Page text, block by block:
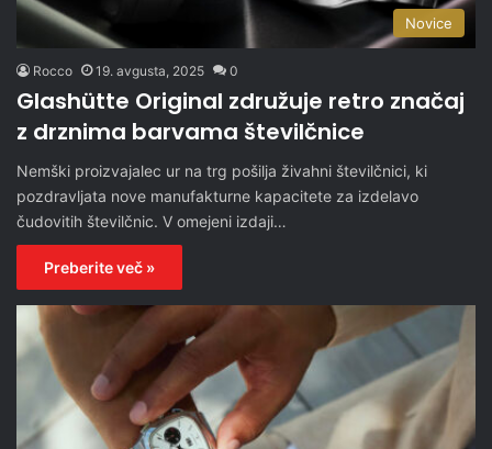
Novice
Rocco 19. avgusta, 2025 0
Glashütte Original združuje retro značaj
z drznima barvama številčnice
Nemški proizvajalec ur na trg pošilja živahni številčnici, ki
pozdravljata nove manufakturne kapacitete za izdelavo
čudovitih številčnic. V omejeni izdaji…
Preberite več »